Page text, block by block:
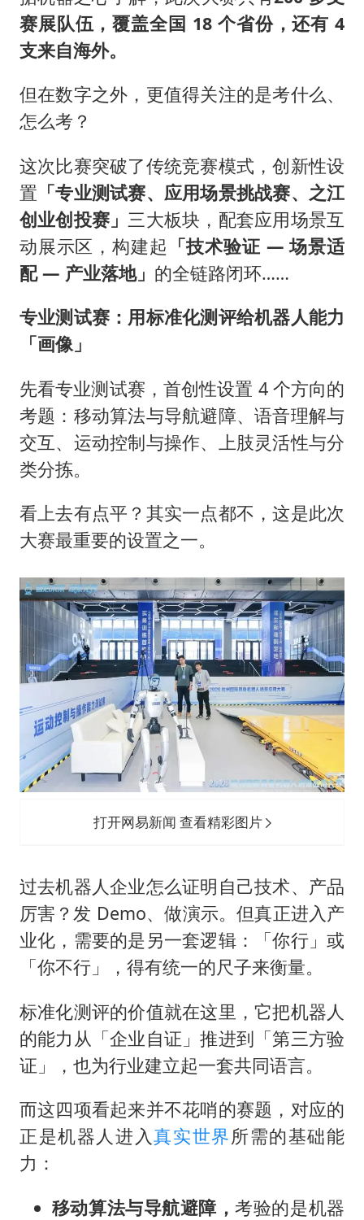
赛展队伍，覆盖全国 18 个省份，还有 4
支来自海外。
但在数字之外，更值得关注的是考什么、
怎么考？
这次比赛突破了传统竞赛模式，创新性设
置 「专业测试赛、应用场景挑战赛、之江
创业创投赛」三大板块，配套应用场景互
动展示区，构建起 「技术验证 — 场景适
配 — 产业落地」 的全链路闭环……
专业测试赛：用标准化测评给机器人能力
「画像」
先看专业测试赛，首创性设置 4 个方向的
考题：移动算法与导航避障、语音理解与
交互、运动控制与操作、上肢灵活性与分
类分拣。
看上去有点平？其实一点都不，这是此次
大赛最重要的设置之一。
打开网易新闻 查看精彩图片
过去机器人企业怎么证明自己技术、产品
厉害？发 Demo、做演示。但真正进入产
业化，需要的是另一套逻辑：「你行」或
「你不行」，得有统一的尺子来衡量。
标准化测评的价值就在这里，它把机器人
的能力从「企业自证」推进到「第三方验
证」，也为行业建立起一套共同语言。
而这四项看起来并不花哨的赛题，对应的
正是机器人进入真实世界所需的基础能
力：
移动算法与导航避障，考验的是机器